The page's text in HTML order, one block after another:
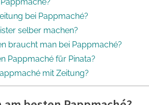
bei Pappmaché?
selber machen?
braucht man bei Pappmaché?
Pappmaché für Pinata?
mit Zeitung?